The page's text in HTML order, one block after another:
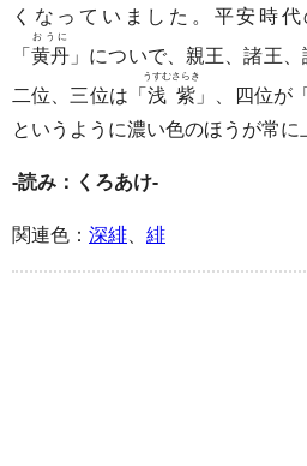
くなっていました。平安時
「黄丹
おうに
」についで、親王、諸王
二位、三位は「浅紫
うすむさらき
」、四位が
というように濃い色のほうが常に
-読み：くろあけ-
関連色： 深緋、 緋